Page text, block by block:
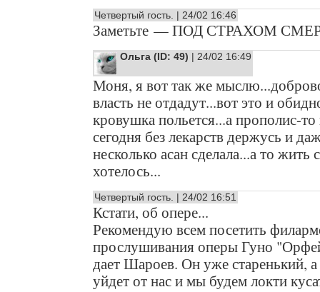
Четвертый гость. | 24/02 16:46
Заметьте — ПОД СТРАХОМ
Ольга (ID: 49) | 24/02 16:49
Моня, я вот так же
власть не отдадут...вот это и
кровушка польется...а прополис-
сегодня без лекарств держусь и
несколько асан сделала...а то жить
хотелось...
Четвертый гость. | 24/02 16:51
Кстати, об опере...
Рекомендую всем посетить
прослушивания оперы Гуно
дает Шароев. Он уже старенький, а
уйдет от нас и мы будем локти